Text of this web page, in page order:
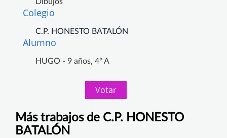
Dibujos
Colegio
C.P. HONESTO BATALÓN
Alumno
HUGO - 9 años, 4º A
Votar
Más trabajos de C.P. HONESTO
BATALÓN